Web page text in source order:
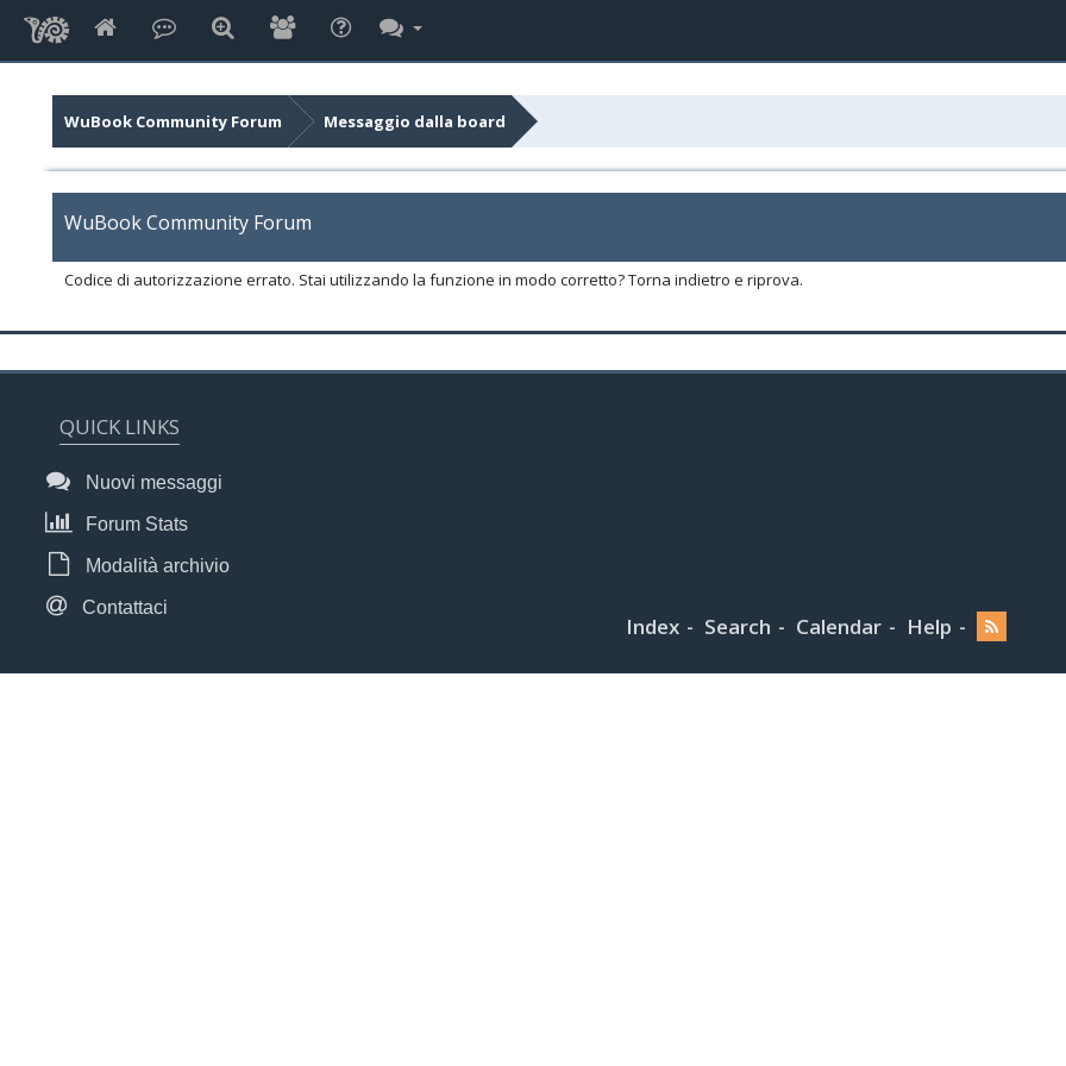
WuBook Community Forum Messaggio dalla board
WuBook Community Forum
Codice di autorizzazione errato. Stai utilizzando la funzione in modo corretto? Torna indietro e riprova.
QUICK LINKS
Nuovi messaggi
Forum Stats
Modalità archivio
Contattaci
Index Search Calendar Help